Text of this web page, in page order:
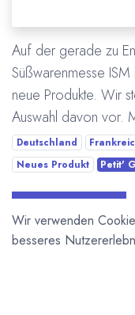
Auf der gerade zu
Süßwarenmesse
neue Produkte. Wir
Auswahl davon vor.
Deutschland
Neues Produkt
Petit'
ÜBER UNS
In unserem Blog
Wir verwenden
besseres